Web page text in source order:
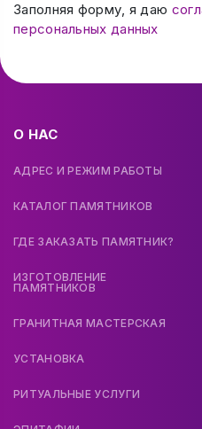
Заполняя форму, я даю
персональных данных
О НАС
АДРЕС И РЕЖИМ РАБОТЫ
КАТАЛОГ ПАМЯТНИКОВ
ГДЕ ЗАКАЗАТЬ ПАМЯТНИК?
ИЗГОТОВЛЕНИЕ
ПАМЯТНИКОВ
ГРАНИТНАЯ МАСТЕРСКАЯ
УСТАНОВКА
РИТУАЛЬНЫЕ УСЛУГИ